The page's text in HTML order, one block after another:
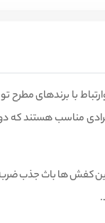
با برندهای مطرح
مناسب هستند که
کفش ها باث جذب